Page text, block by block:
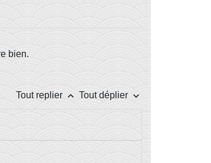
bien.
Tout replier keyboard_arrow_up Tout déplier keyboard_arrow_down